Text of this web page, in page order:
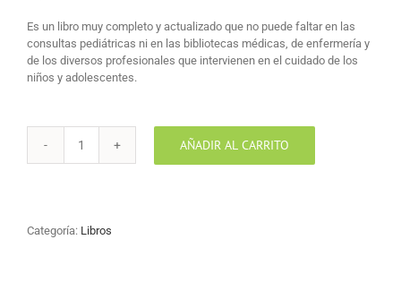
Es un libro muy completo y actualizado que no puede faltar en las
consultas pediátricas ni en las bibliotecas médicas, de enfermería y
de los diversos profesionales que intervienen en el cuidado de los
niños y adolescentes.
Medicina
Adolescentes
AÑADIR AL CARRITO
Categoría: Libros